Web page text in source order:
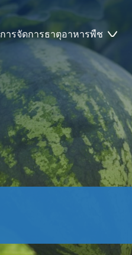
การจัดการธาตุอาหารพืช